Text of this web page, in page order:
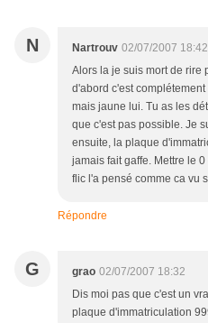
N Nartrouv 02/07/2007 18:42
Alors la je suis mort de rire
d'abord c'est
mais jaune lui. Tu as les
que c'est pas possible. Je
ensuite, la plaque
jamais fait gaffe. Mettre le
flic l'a pensé comme ca vu
Répondre
G grao 02/07/2007 18:32
Dis moi pas que c'est un
plaque d'immatriculation